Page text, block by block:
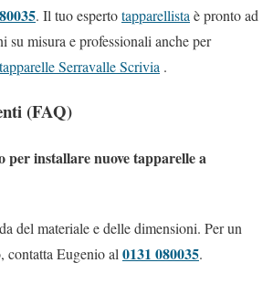
. Il tuo espertotapparellista è pronto ad
su misura e professionali anche per
Serravalle Scrivia .
(FAQ)
per installare nuove tapparelle a
del materiale e delle dimensioni. Per un
contatta Eugenio al 0131 080035.